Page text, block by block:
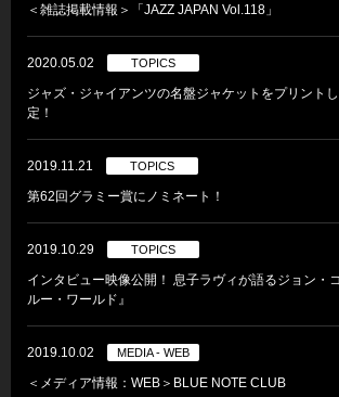
＜雑誌掲載情報＞「JAZZ JAPAN Vol.118」
2020.05.02 TOPICS
ジャズ・ジャイアンツの名盤ジャケットをプリント
定！
2019.11.21 TOPICS
第62回グラミー賞にノミネート！
2019.10.29 TOPICS
インタビュー映像公開！ 息子ラヴィが語るジョン・
ルー・ワールド』
2019.10.02 MEDIA - WEB
＜メディア情報：WEB＞BLUE NOTE CLUB